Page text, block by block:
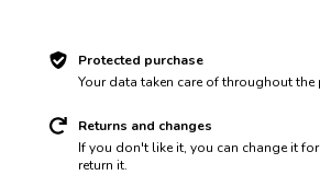
Protected purchase
Your data taken care of throughout the
Returns and changes
If you don't like it, you can change it
return it.